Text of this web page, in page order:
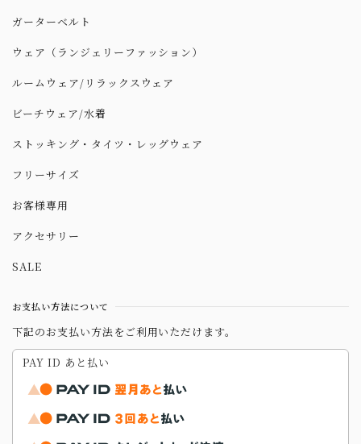
ガーターベルト
ウェア（ランジェリーファッション）
ルームウェア/リラックスウェア
ビーチウェア/水着
ストッキング・タイツ・レッグウェア
フリーサイズ
お客様専用
アクセサリー
SALE
お支払い方法について
下記のお支払い方法をご利用いただけます。
PAY ID あと払い